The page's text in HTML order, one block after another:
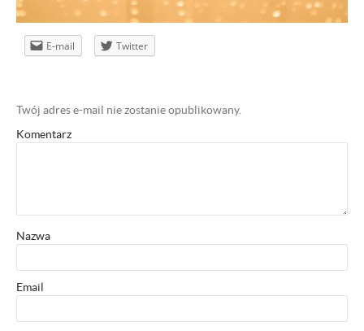
E-mail Twitter
Twój adres e-mail nie zostanie opublikowany.
Komentarz
Nazwa
Email